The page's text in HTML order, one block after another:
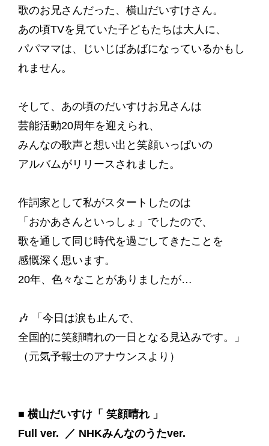
歌のお兄さんだった、横山だいすけさん。
あの頃TVを見ていた子どもたちは大人に、
パパママは、じいじばあばになっているかもし
れません。
そして、あの頃のだいすけお兄さんは
芸能活動20周年を迎えられ、
みんなの歌声と想い出と笑顔いっぱいの
アルバムがリリースされました。
作詞家として私がスタートしたのは
「おかあさんといっしょ」でしたので、
歌を通して同じ時代を過ごしてきたことを
感慨深く思います。
20年、色々なことがありましたが…
🎶 「今日は涙も止んで、
全国的に笑顔晴れの一日となる見込みです。」
（元気予報士のアナウンスより）
■ 横山だいすけ「 笑顔晴れ 」
Full ver. ／ NHKみんなのうたver.